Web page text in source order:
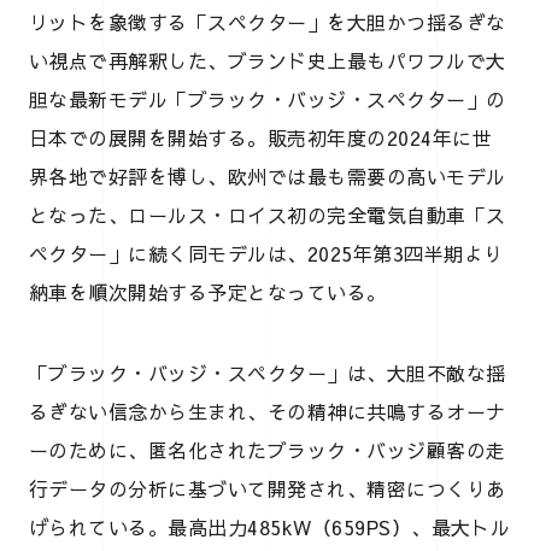
リットを象徴する「スペクター」を大胆かつ揺るぎな
い視点で再解釈した、ブランド史上最もパワフルで大
胆な最新モデル「ブラック・バッジ・スペクター」の
日本での展開を開始する。販売初年度の2024年に世
界各地で好評を博し、欧州では最も需要の高いモデル
となった、ロールス・ロイス初の完全電気自動車「ス
ペクター」に続く同モデルは、2025年第3四半期より
納車を順次開始する予定となっている。
「ブラック・バッジ・スペクター」は、大胆不敵な揺
るぎない信念から生まれ、その精神に共鳴するオーナ
ーのために、匿名化されたブラック・バッジ顧客の走
行データの分析に基づいて開発され、精密につくりあ
げられている。最高出力485kW（659PS）、最大トル